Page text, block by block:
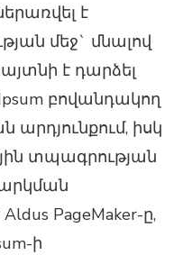
է
մեջ` մնալով
է դարձել
բովանդակող
արդյունքում, իսկ
տպագրության
PageMaker-ը,
ի